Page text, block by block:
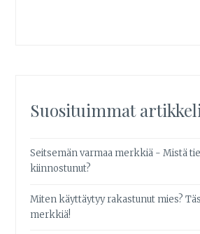
Suosituimmat
Seitsemän varmaa merkkiä - Mistä
kiinnostunut?
Miten käyttäytyy rakastunut mies?
merkkiä!